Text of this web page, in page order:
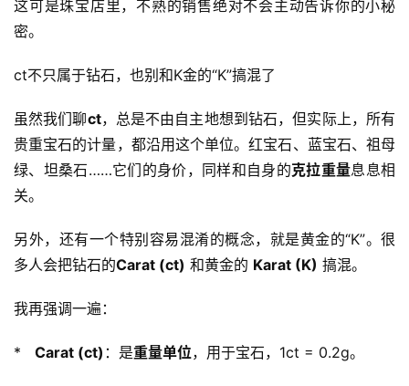
这可是珠宝店里，不熟的销售绝对不会主动告诉你的小秘
密。
ct不只属于钻石，也别和K金的“K”搞混了
虽然我们聊ct，总是不由自主地想到钻石，但实际上，所有
贵重宝石的计量，都沿用这个单位。红宝石、蓝宝石、祖母
绿、坦桑石……它们的身价，同样和自身的克拉重量息息相
关。
另外，还有一个特别容易混淆的概念，就是黄金的“K”。很
多人会把钻石的Carat (ct) 和黄金的 Karat (K) 搞混。
我再强调一遍：
* Carat (ct) ：是重量单位，用于宝石，1ct = 0.2g。